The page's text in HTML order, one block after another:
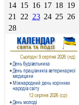
14 15 16 17 18 19
21
22 23 24 25 26
28